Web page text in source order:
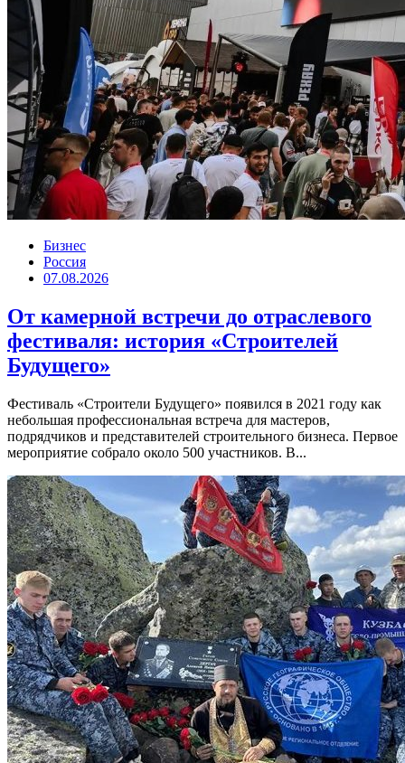
Бизнес
Россия
07.08.2026
От камерной встречи до отраслевого
фестиваля: история «Строителей
Будущего»
Фестиваль «Строители Будущего» появился в 2021 году как
небольшая профессиональная встреча для мастеров,
подрядчиков и представителей строительного бизнеса. Первое
мероприятие собрало около 500 участников. В...